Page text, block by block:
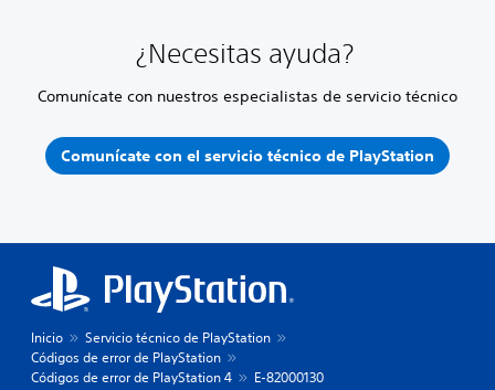
¿Necesitas ayuda?
Comunícate con nuestros especialistas de servicio técnico
Comunícate con el servicio técnico de PlayStation
Inicio
Servicio técnico de PlayStation
Códigos de error de PlayStation
Códigos de error de PlayStation 4
E-82000130